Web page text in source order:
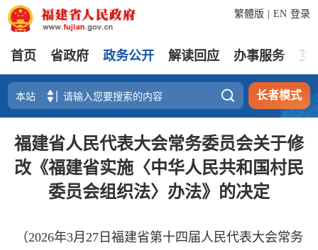
登录
繁體版 EN
首页 省政府 政务公开 解读回应 办事服务 互
 长者模式
福建省人民代表大会常务委员会关于修
改《福建省实施〈中华人民共和国村民
委员会组织法〉办法》的决定
（2026年3月27日福建省第十四届人民代表大会常务